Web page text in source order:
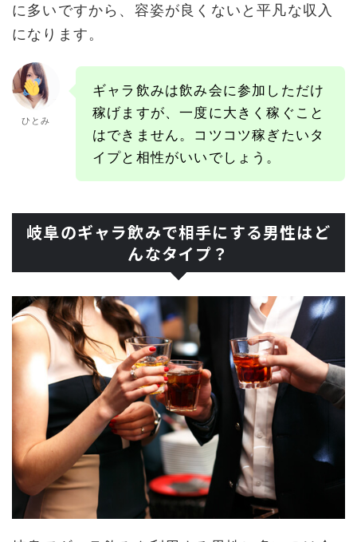
に多いですから、容姿が良くないと平凡な収入
になります。
ひとみ
ギャラ飲みは飲み会に参加しただけ
稼げますが、一度に大きく稼ぐこと
はできません。コツコツ稼ぎたいタ
イプと相性がいいでしょう。
岐阜のギャラ飲みで相手にする男性はど
んなタイプ？